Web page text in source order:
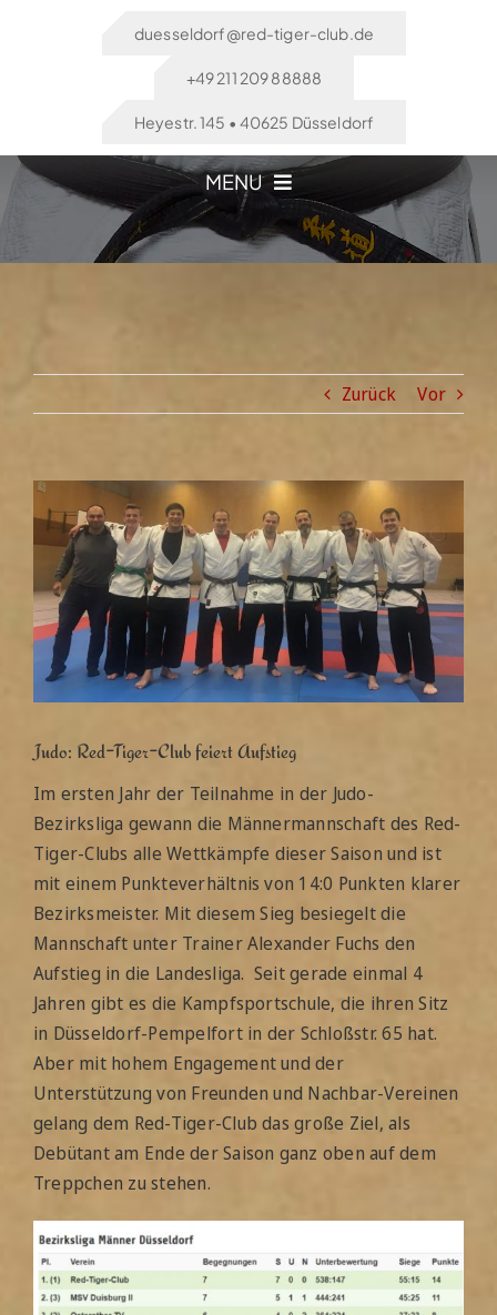
duesseldorf@red-tiger-club.de
+49 211 209 88888
Heyestr. 145 • 40625 Düsseldorf
MENU
Düsseldorf Trainingsplan
Sonstiges
Zurück Vor
Judo: Red-Tiger-Club feiert Aufstieg
Im ersten Jahr der Teilnahme in der Judo-
Bezirksliga gewann die Männermannschaft des Red-
Tiger-Clubs alle Wettkämpfe dieser Saison und ist
mit einem Punkteverhältnis von 14:0 Punkten klarer
Bezirksmeister. Mit diesem Sieg besiegelt die
Mannschaft unter Trainer Alexander Fuchs den
Aufstieg in die Landesliga. Seit gerade einmal 4
Jahren gibt es die Kampfsportschule, die ihren Sitz
in Düsseldorf-Pempelfort in der Schloßstr. 65 hat.
Aber mit hohem Engagement und der
Unterstützung von Freunden und Nachbar-Vereinen
gelang dem Red-Tiger-Club das große Ziel, als
Debütant am Ende der Saison ganz oben auf dem
Treppchen zu stehen.